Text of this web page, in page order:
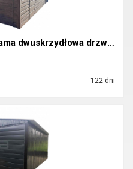
Garaż blaszany 3,5x5m - brama dwuskrzydłowa drzwi ...
122 dni